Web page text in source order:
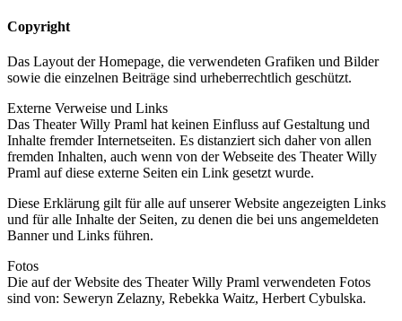
Copyright
Das Layout der Homepage, die verwendeten Grafiken und Bilder
sowie die einzelnen Beiträge sind urheberrechtlich geschützt.
Externe Verweise und Links
Das Theater Willy Praml hat keinen Einfluss auf Gestaltung und
Inhalte fremder Internetseiten. Es distanziert sich daher von allen
fremden Inhalten, auch wenn von der Webseite des Theater Willy
Praml auf diese externe Seiten ein Link gesetzt wurde.
Diese Erklärung gilt für alle auf unserer Website angezeigten Links
und für alle Inhalte der Seiten, zu denen die bei uns angemeldeten
Banner und Links führen.
Fotos
Die auf der Website des Theater Willy Praml verwendeten Fotos
sind von: Seweryn Zelazny, Rebekka Waitz, Herbert Cybulska.